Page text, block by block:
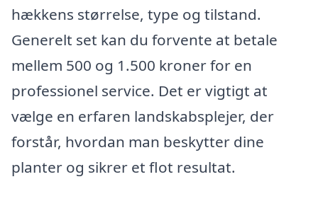
hækkens størrelse, type og tilstand.
Generelt set kan du forvente at betale
mellem 500 og 1.500 kroner for en
professionel service. Det er vigtigt at
vælge en erfaren landskabsplejer, der
forstår, hvordan man beskytter dine
planter og sikrer et flot resultat.